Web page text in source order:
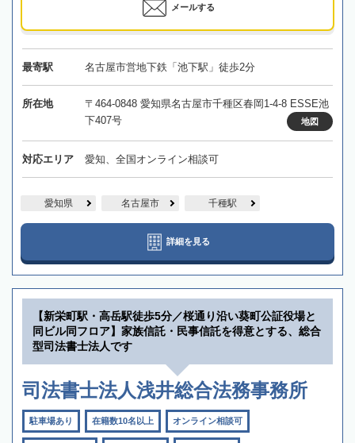
メールする
最寄駅 名古屋市営地下鉄「池下駅」徒歩2分
所在地
〒464-0848 愛知県名古屋市千種区春岡1-4-8 ESSE池
下407号
地図
対応エリア 愛知、全国オンライン相談可
愛知県 名古屋市 千種駅
詳細を見る
【新栄町駅・高岳駅徒歩5分／桜通り沿い葵町公証役場と
同ビル同フロア】家族信託・民事信託を得意とする、総合
型司法書士法人です
司法書士法人浅井総合法務事務所
駐車場あり 在籍数10名以上 オンライン相談可